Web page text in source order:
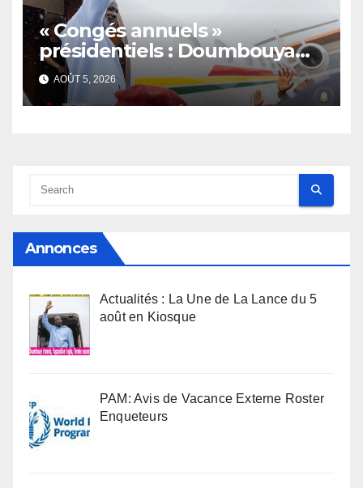
« Congés annuels »
présidentiels : Doumbouya
s’envole, l’opposition s’agite,
l’armée rassure
AOÛT 5, 2026
Annonces
Actualités : La Une de La Lance du 5
août en Kiosque
PAM: Avis de Vacance Externe Roster
Enqueteurs